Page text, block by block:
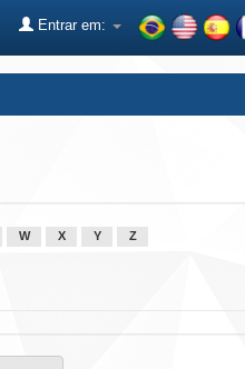
Entrar em:
W X Y Z